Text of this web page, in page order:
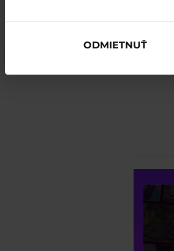
ODMIETNUŤ